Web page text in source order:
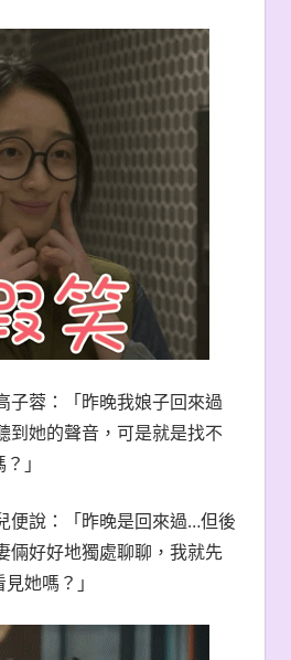
子蓉：「昨晚我娘子回來過
到她的聲音，可是就是找不
」
便說：「昨晚是回來過…但後
倆好好地獨處聊聊，我就先
她嗎？」